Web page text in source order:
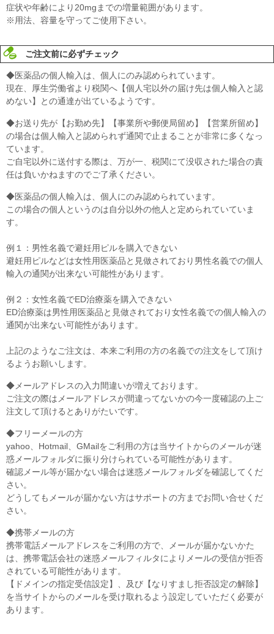
症状や年齢により20mgまでの増量範囲があります。
※用法、容量を守ってご使用下さい。
ご注文前に必ずチェック
◆医薬品の個人輸入は、個人にのみ認められています。
現在、厚生労働省より税関へ【個人宅以外の届け先は個人輸入と認
めない】との通達が出ているようです。
◆お送り先が【お勤め先】【事業所や郵便局留め】【営業所留め】
の場合は個人輸入と認められず通関で止まることが非常に多くなっ
ています。
ご自宅以外に送付する際は、万が一、税関にて没収された場合の責
任は負いかねますのでご了承ください。
◆医薬品の個人輸入は、個人にのみ認められています。
この場合の個人というのは自分以外の他人と定められていていま
す。
例１：男性名義で避妊用ピルを購入できない
避妊用ピルなどは女性用医薬品と見做されており男性名義での個人
輸入の通関が出来ない可能性があります。
例２：女性名義でED治療薬を購入できない
ED治療薬は男性用医薬品と見做されており女性名義での個人輸入の
通関が出来ない可能性があります。
上記のようなご注文は、本来ご利用の方の名義での注文をして頂け
るようお願いします。
◆メールアドレスの入力間違いが増えております。
ご注文の際はメールアドレスが間違ってないかの今一度確認の上ご
注文して頂けるとありがたいです。
◆フリーメールの方
yahoo、Hotmail、GMailをご利用の方は当サイトからのメールが迷
惑メールフォルダに振り分けられている可能性があります。
確認メール等が届かない場合は迷惑メールフォルダを確認してくだ
さい。
どうしてもメールが届かない方はサポートの方までお問い合せくだ
さい。
◆携帯メールの方
携帯電話メールアドレスをご利用の方で、メールが届かないかた
は、携帯電話会社の迷惑メールフィルタによりメールの受信が拒否
されている可能性があります。
【ドメインの指定受信設定】、及び【なりすまし拒否設定の解除】
を当サイトからのメールを受け取れるよう設定していただく必要が
あります。